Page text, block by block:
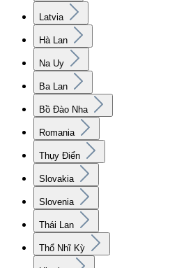
Latvia
Hà Lan
Na Uy
Ba Lan
Bồ Đào Nha
Romania
Thụy Điển
Slovakia
Slovenia
Thái Lan
Thổ Nhĩ Kỳ